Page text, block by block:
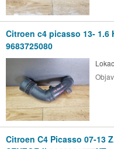
Citroen c4 picasso 13- 1.6
9683725080
Citroen C4 Picasso 07-13